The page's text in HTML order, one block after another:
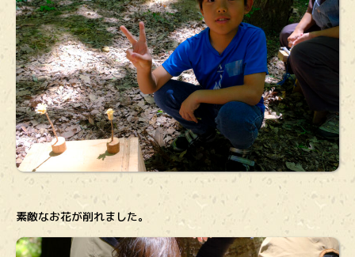
素敵なお花が削れました。